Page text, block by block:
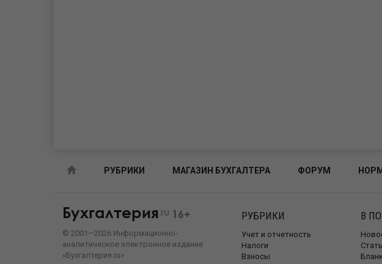
РУБРИКИ МАГАЗИН БУХГАЛТЕРА ФОРУМ
Бухгалтерия ru 16+
© 2001—2026 Информационно-
аналитическое электронное издание
«Бухгалтерия.ru»
РУБРИКИ
Учет и отчетность
Налоги
Взносы
В